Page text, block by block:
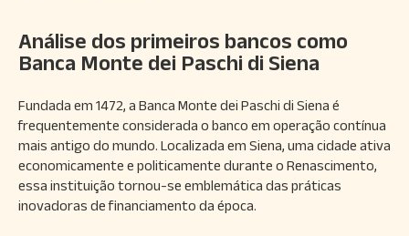
Análise dos primeiros bancos como
Banca Monte dei Paschi di Siena
Fundada em 1472, a Banca Monte dei Paschi di Siena é
frequentemente considerada o banco em operação contínua
mais antigo do mundo. Localizada em Siena, uma cidade ativa
economicamente e politicamente durante o Renascimento,
essa instituição tornou-se emblemática das práticas
inovadoras de financiamento da época.